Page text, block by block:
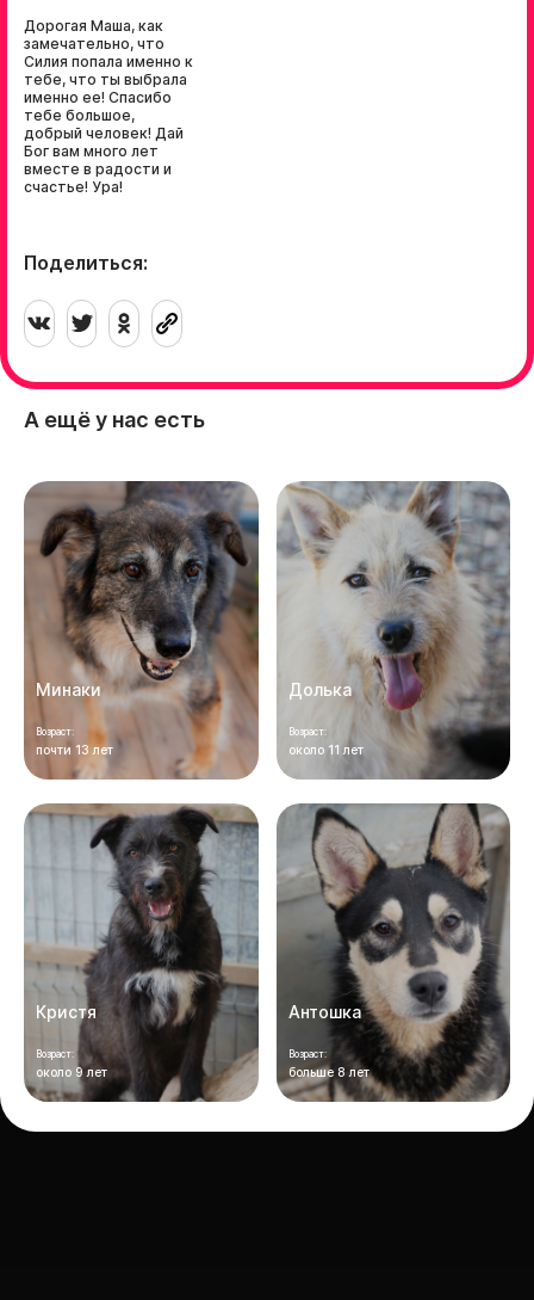
Дорогая Маша, как
замечательно, что
Силия попала именно к
тебе, что ты выбрала
именно ее! Спасибо
тебе большое,
добрый человек! Дай
Бог вам много лет
вместе в радости и
счастье! Ура!
Поделиться:
А ещё у нас есть
Минаки
Возраст:
почти 13 лет
Долька
Возраст:
около 11 лет
Кристя
Возраст:
около 9 лет
Антошка
Возраст:
больше 8 лет